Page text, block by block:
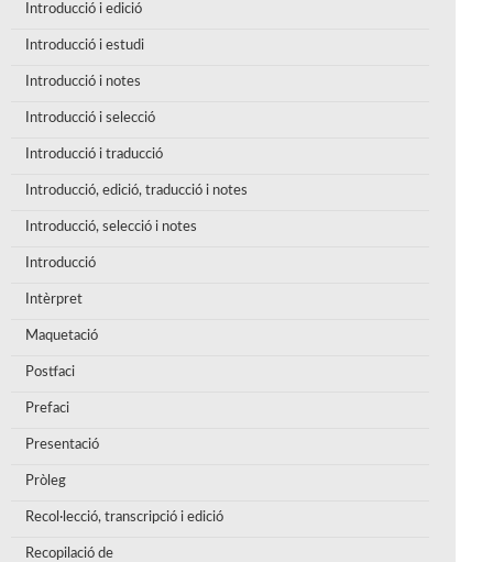
Introducció i edició
Introducció i estudi
Introducció i notes
Introducció i selecció
Introducció i traducció
Introducció, edició, traducció i notes
Introducció, selecció i notes
Introducció
Intèrpret
Maquetació
Postfaci
Prefaci
Presentació
Pròleg
Recol·lecció, transcripció i edició
Recopilació de